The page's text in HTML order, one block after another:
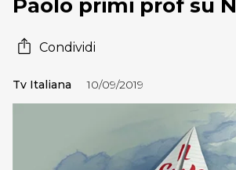
Paolo primi prof su
Condividi
Tv Italiana 10/09/2019